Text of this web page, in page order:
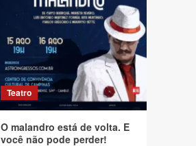
Teatro
O malandro está de volta. E
você não pode perder!